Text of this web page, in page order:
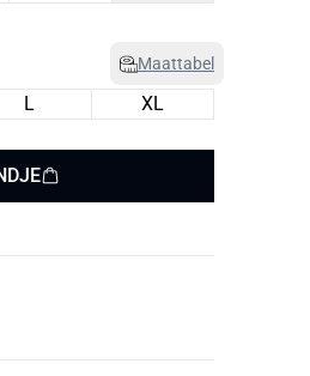
Maattabel
L
XL